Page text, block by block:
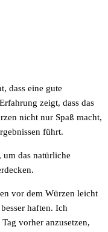
dass eine gute
zeigt, dass das
nicht nur Spaß macht,
führt.
das natürliche
vor dem Würzen leicht
haften. Ich
vorher anzusetzen,